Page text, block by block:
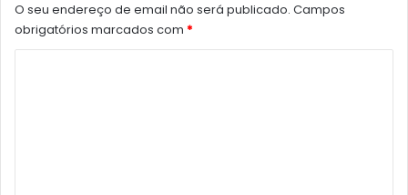
O seu endereço de email não será publicado. Campos
obrigatórios marcados com *